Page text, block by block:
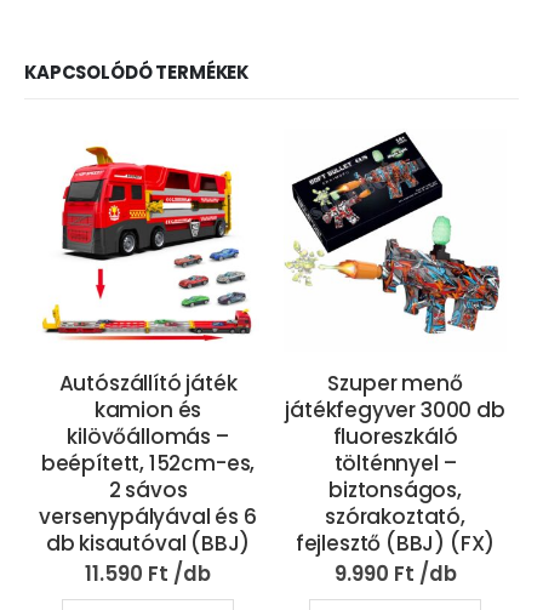
KAPCSOLÓDÓ TERMÉKEK
Autószállító játék
kamion és
kilövőállomás –
beépített, 152cm-es,
2 sávos
versenypályával és 6
db kisautóval (BBJ)
11.590 Ft
Szuper menő
játékfegyver 3000 db
fluoreszkáló
tölténnyel –
biztonságos,
szórakoztató,
fejlesztő (BBJ) (FX)
9.990 Ft